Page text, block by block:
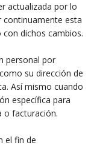
actualizada por lo
continuamente esta
dichos cambios.
personal por
su dirección de
Así mismo cuando
específica para
o facturación.
el fin de